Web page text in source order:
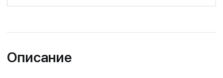
Описание